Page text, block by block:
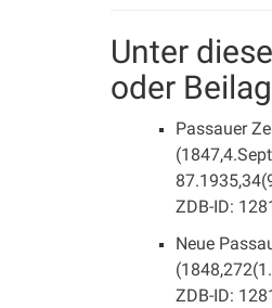
Unter
oder
Passauer
ZDB-ID:
Neue
ZDB-ID: